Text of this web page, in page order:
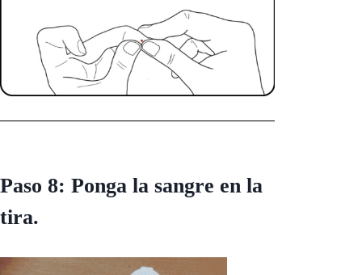
Paso 8: Ponga la sangre en la
tira.